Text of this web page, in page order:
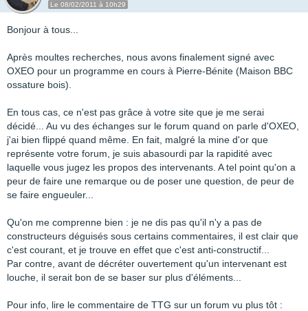
Le 08/02/2011 à 10h29
Bonjour à tous...
Après moultes recherches, nous avons finalement signé avec
OXEO pour un programme en cours à Pierre-Bénite (Maison BBC
ossature bois).
En tous cas, ce n'est pas grâce à votre site que je me serai
décidé... Au vu des échanges sur le forum quand on parle d'OXEO,
j'ai bien flippé quand même. En fait, malgré la mine d'or que
représente votre forum, je suis abasourdi par la rapidité avec
laquelle vous jugez les propos des intervenants. A tel point qu'on a
peur de faire une remarque ou de poser une question, de peur de
se faire engueuler...
Qu'on me comprenne bien : je ne dis pas qu'il n'y a pas de
constructeurs déguisés sous certains commentaires, il est clair que
c'est courant, et je trouve en effet que c'est anti-constructif...
Par contre, avant de décréter ouvertement qu'un intervenant est
louche, il serait bon de se baser sur plus d'éléments...
Pour info, lire le commentaire de TTG sur un forum vu plus tôt :